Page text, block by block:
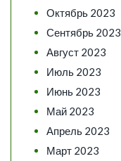
Октябрь 2023
Сентябрь 2023
Август 2023
Июль 2023
Июнь 2023
Май 2023
Апрель 2023
Март 2023